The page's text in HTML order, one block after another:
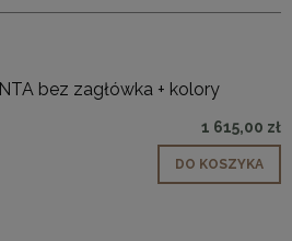
bez zagłówka + kolory
1 615,00 zł
DO KOSZYKA